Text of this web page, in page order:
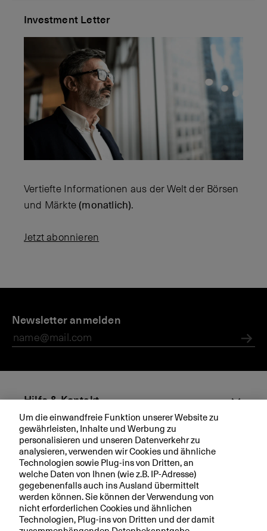
Investment Letter
Vertiefte Informationen aus der Welt der Börsen
und Märkte (monatlich).
Jetzt abonnieren
i
B
B
e
w
s
-
e
s
e
e
r
a
b
o
n
n
i
Newsletter anmelden
Hilfe & Kontakt
Aktuell
Ihre BKB
Rechtliche Hinweise
Um die einwandfreie Funktion unserer Website zu
gewährleisten, Inhalte und Werbung zu
personalisieren und unseren Datenverkehr zu
analysieren, verwenden wir Cookies und ähnliche
Technologien sowie Plug-ins von Dritten, an
welche Daten von Ihnen (wie z.B. IP-Adresse)
gegebenenfalls auch ins Ausland übermittelt
werden können. Sie können der Verwendung von
nicht erforderlichen Cookies und ähnlichen
Technologien, Plug-ins von Dritten und der damit